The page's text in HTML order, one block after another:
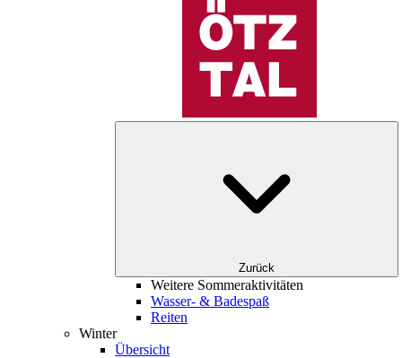
Zurück
Weitere Sommeraktivitäten
Wasser- & Badespaß
Reiten
Winter
Übersicht